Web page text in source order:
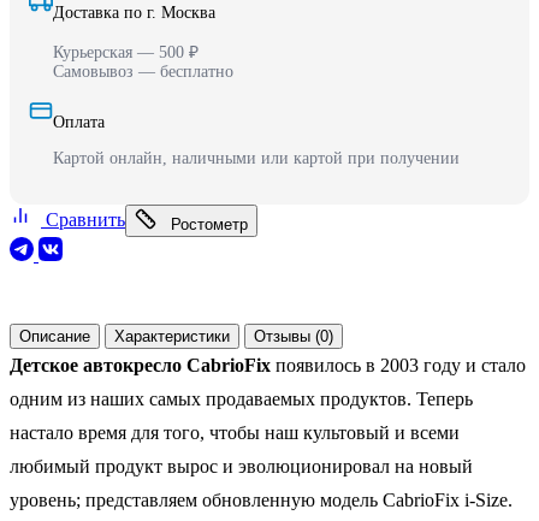
Доставка по г. Москва
Курьерская — 500 ₽
Самовывоз — бесплатно
Оплата
Картой онлайн, наличными или картой при получении
Сравнить Ростометр
Описание Характеристики Отзывы (0)
Детское автокресло CabrioFix появилось в 2003 году и стало
одним из наших самых продаваемых продуктов. Теперь
настало время для того, чтобы наш культовый и всеми
любимый продукт вырос и эволюционировал на новый
уровень; представляем обновленную модель CabrioFix i-Size.